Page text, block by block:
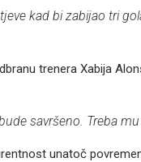
kad bi zabijao tri
trenera Xabija
savršeno. Treba mu
unatoč